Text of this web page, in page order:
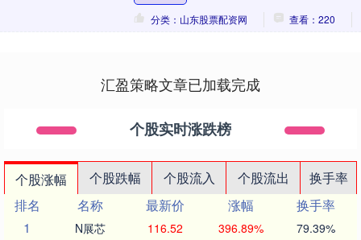
分类：山东股票配资网
查看：220
汇盈策略文章已加载完成
个股实时涨跌榜
个股涨幅 个股跌幅 个股流入 个股流出
换手率
排名
名称 最新价 涨幅
换手率
1
N展芯 116.52 396.89% 79.39%